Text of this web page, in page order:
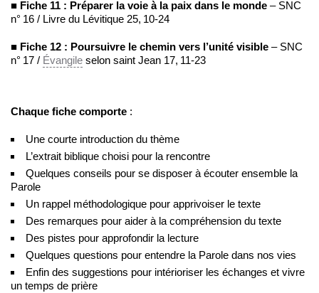
■ Fiche 11 : Préparer la voie à la paix dans le monde – SNC
n° 16 / Livre du Lévitique 25, 10-24
■ Fiche 12 : Poursuivre le chemin vers l’unité visible – SNC
n° 17 / Évangile selon saint Jean 17, 11-23
Chaque fiche comporte :
Une courte introduction du thème
L’extrait biblique choisi pour la rencontre
Quelques conseils pour se disposer à écouter ensemble la
Parole
Un rappel méthodologique pour apprivoiser le texte
Des remarques pour aider à la compréhension du texte
Des pistes pour approfondir la lecture
Quelques questions pour entendre la Parole dans nos vies
Enfin des suggestions pour intérioriser les échanges et vivre
un temps de prière